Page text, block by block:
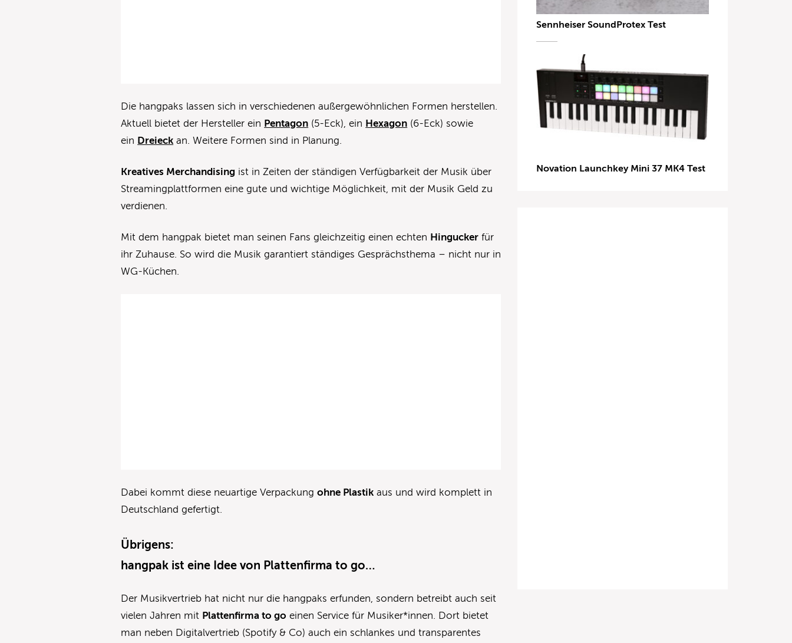
Die hangpaks lassen sich in verschiedenen außergewöhnlichen Formen herstellen.
Aktuell bietet der Hersteller ein Pentagon (5-Eck), ein Hexagon (6-Eck) sowie
ein Dreieck an. Weitere Formen sind in Planung.
Kreatives Merchandising ist in Zeiten der ständigen Verfügbarkeit der Musik über
Streamingplattformen eine gute und wichtige Möglichkeit, mit der Musik Geld zu
verdienen.
Mit dem hangpak bietet man seinen Fans gleichzeitig einen echten Hingucker für
ihr Zuhause. So wird die Musik garantiert ständiges Gesprächsthema – nicht nur in
WG-Küchen.
Dabei kommt diese neuartige Verpackungohne Plastik aus und wird komplett in
Deutschland gefertigt.
Übrigens:
hangpak ist eine Idee von Plattenfirma to go…
Der Musikvertrieb hat nicht nur die hangpaks erfunden, sondern betreibt auch seit
vielen Jahren mit Plattenfirma to go einen Service für Musiker*innen. Dort bietet
man neben Digitalvertrieb (Spotify & Co) auch ein schlankes und transparentes
Sennheiser SoundProtex Test
Novation Launchkey Mini 37 MK4 Test